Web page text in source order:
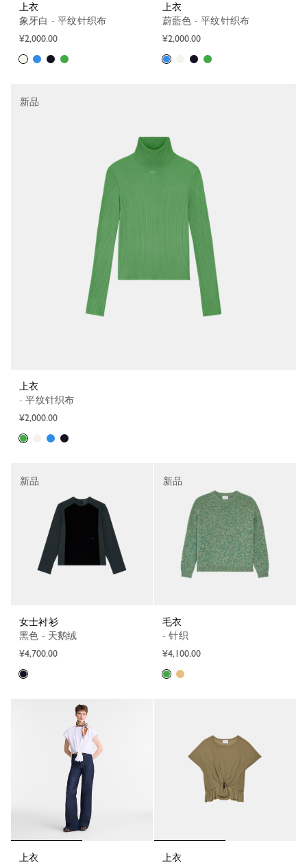
上衣
象牙白 - 平纹针织布
¥2,000.00
上衣
蔚藍色 - 平纹针织布
¥2,000.00
上衣
- 平纹针织布
¥2,000.00
新品
女士衬衫
黑色 - 天鹅绒
¥4,700.00
新品
毛衣
- 针织
¥4,100.00
新品
上衣
上衣